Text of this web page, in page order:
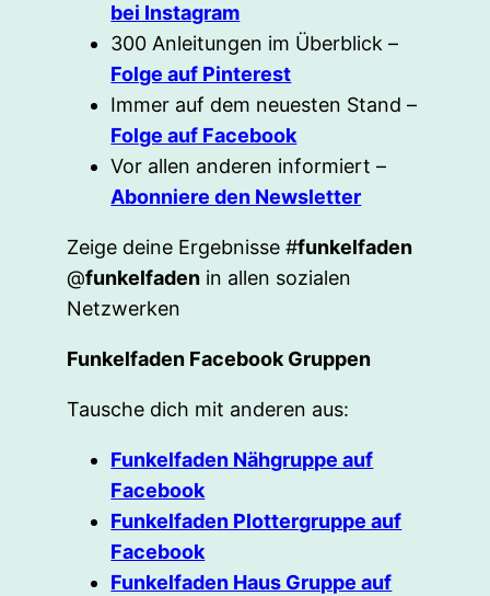
bei Instagram
300 Anleitungen im Überblick –
Folge auf Pinterest
Immer auf dem neuesten Stand –
Folge auf Facebook
Vor allen anderen informiert –
Abonniere den Newsletter
Zeige deine Ergebnisse #funkelfaden
@funkelfaden in allen sozialen
Netzwerken
Funkelfaden Facebook Gruppen
Tausche dich mit anderen aus:
Funkelfaden Nähgruppe auf
Facebook
Funkelfaden Plottergruppe auf
Facebook
Funkelfaden Haus Gruppe auf